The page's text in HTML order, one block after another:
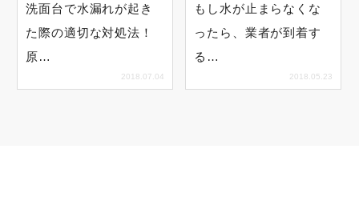
洗面台で水漏れが起き
た際の適切な対処法！
原…
2018.07.04
もし水が止まらなくな
ったら、業者が到着す
る…
2018.05.23